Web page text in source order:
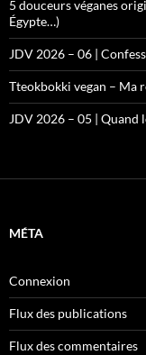
5 douceurs véganes
Égypte…)
JDV 2026 – 06 |
Tteokbokki vegan – Ma
JDV 2026 – 05 | Quand
MÉTA
Connexion
Flux des publications
Flux des commentaires